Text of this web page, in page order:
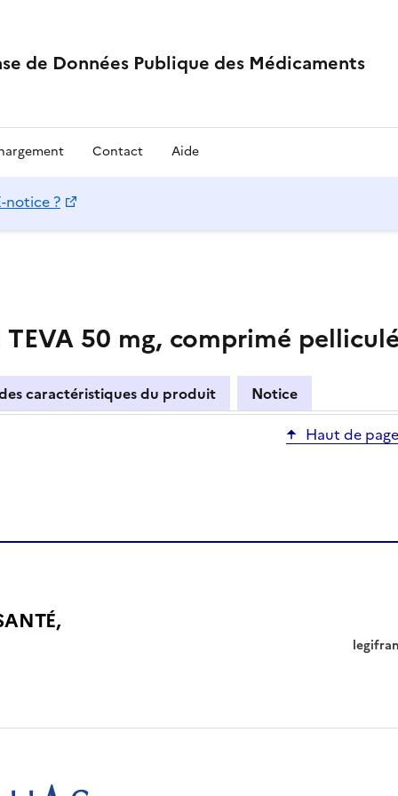
de Données Publique des Médicaments
Contact Aide
notice ?
TEVA 50 mg, comprimé pelliculé
caractéristiques du produit
Notice
Haut de page